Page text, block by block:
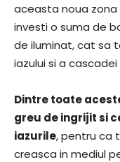
aceasta noua
investi o suma de
de iluminat, cat sa
iazului si a
Dintre toate
greu de ingrijit si
iazurile, pentru ca
creasca in mediul